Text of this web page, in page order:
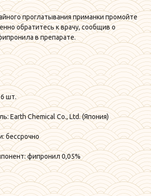
проглатывания приманки промойте
обратитесь к врачу, сообщив о
в препарате.
шт.
Earth Chemical Co., Ltd. (Япония)
бессрочно
фипронил 0,05%